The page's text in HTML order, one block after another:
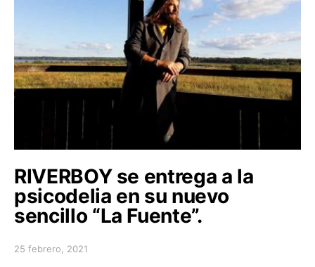
RIVERBOY se entrega a la
psicodelia en su nuevo
sencillo “La Fuente”.
Posted on
25 febrero, 2021